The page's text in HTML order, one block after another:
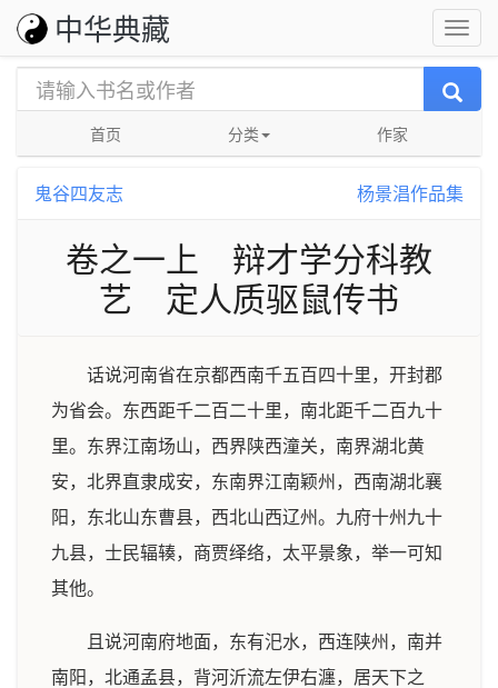
中华典藏
首页 分类 作家
鬼谷四友志 杨景淐作品集
卷之一上 辩才学分科教
艺 定人质驱鼠传书
话说河南省在京都西南千五百四十里，开封郡
为省会。东西距千二百二十里，南北距千二百九十
里。东界江南场山，西界陕西潼关，南界湖北黄
安，北界直隶成安，东南界江南颖州，西南湖北襄
阳，东北山东曹县，西北山西辽州。九府十州九十
九县，士民辐辏，商贾绎络，太平景象，举一可知
其他。
且说河南府地面，东有汜水，西连陕州，南并
南阳，北通孟县，背河沂流左伊右瀍，居天下之